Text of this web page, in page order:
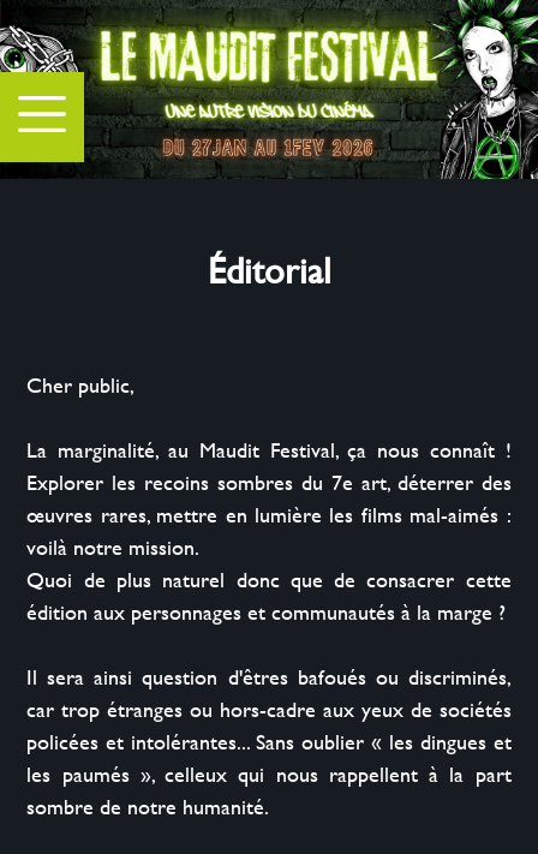
Éditorial
Cher public,
La marginalité, au Maudit Festival, ça nous connaît !
Explorer les recoins sombres du 7e art, déterrer des
œuvres rares, mettre en lumière les films mal-aimés :
voilà notre mission.
Quoi de plus naturel donc que de consacrer cette
édition aux personnages et communautés à la marge ?
Il sera ainsi question d'êtres bafoués ou discriminés,
car trop étranges ou hors-cadre aux yeux de sociétés
policées et intolérantes... Sans oublier « les dingues et
les paumés », celleux qui nous rappellent à la part
sombre de notre humanité.